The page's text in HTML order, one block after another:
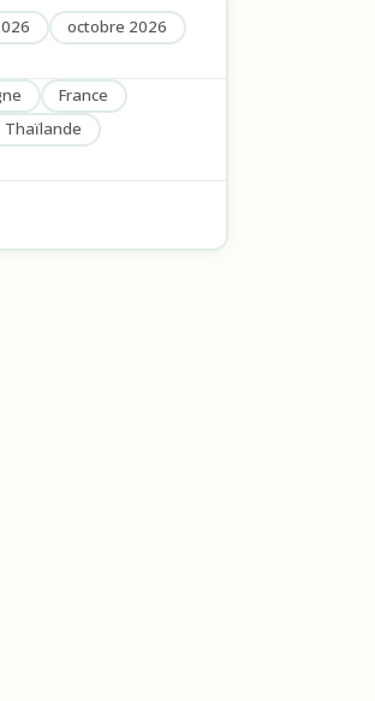
octobre 2026
France
Thaïlande